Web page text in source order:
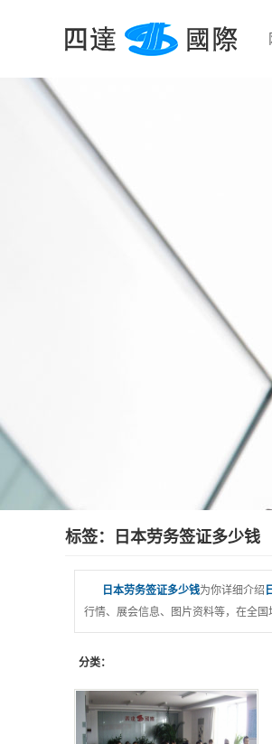
标签：日本劳务签证多少钱
日本劳务签证多少钱为你详细介绍
行情、展会信息、图片资料等，在全
分类：